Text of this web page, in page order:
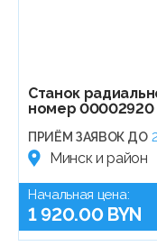
Станок
номер
ПРИЁМ ЗАЯВОК ДО
Минск и район
Начальная цена:
1 920.00 BYN